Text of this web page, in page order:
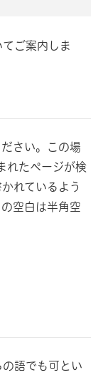
ご案内しま
さい。この場
れたページが検
れているよう
空白は半角空
語でも可とい